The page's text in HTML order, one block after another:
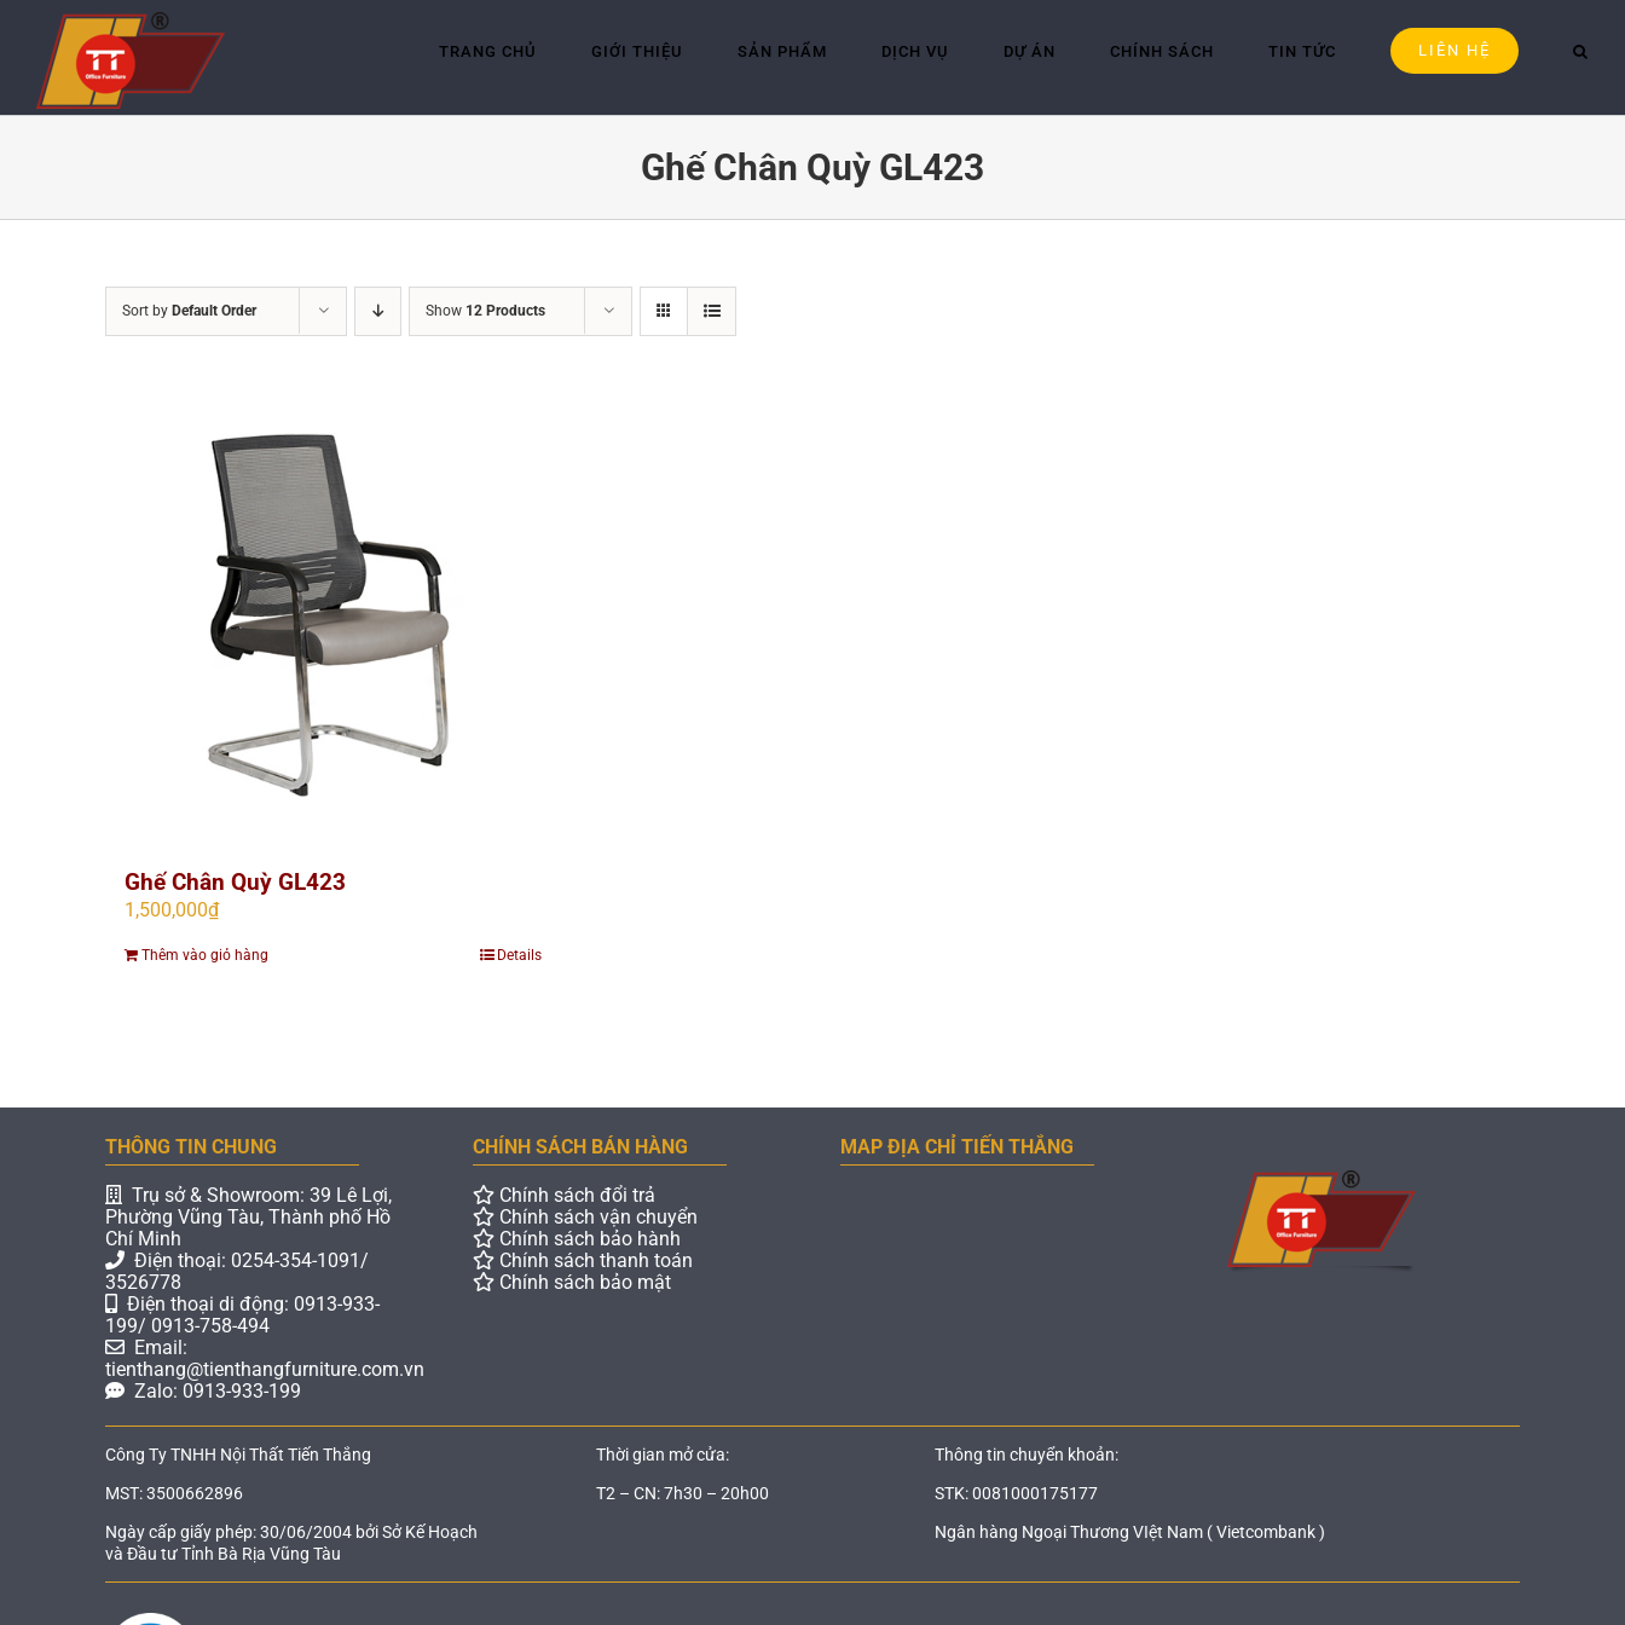
content
TRANG CHỦ GIỚI THIỆU SẢN PHẨM DỊCH VỤ DỰ ÁN CHÍNH SÁCH TIN TỨC LIÊN HỆ
Ghế Chân Quỳ GL423
Sort by Default Order Show 12 Products
Ghế Chân Quỳ GL423
1,500,000₫
Thêm vào giỏ hàng Details
THÔNG TIN CHUNG
Trụ sở & Showroom: 39 Lê Lợi,
Phường Vũng Tàu, Thành phố Hồ
Chí Minh
Điện thoại: 0254-354-1091/
3526778
Điện thoại di động: 0913-933-
199/ 0913-758-494
Email:
tienthang@tienthangfurniture.com.vn
Zalo: 0913-933-199
CHÍNH SÁCH BÁN HÀNG
Chính sách đổi trả
Chính sách vận chuyển
Chính sách bảo hành
Chính sách thanh toán
Chính sách bảo mật
MAP ĐỊA CHỈ TIẾN THẮNG
Công Ty TNHH Nội Thất Tiến Thắng
MST: 3500662896
Ngày cấp giấy phép: 30/06/2004 bởi Sở Kế Hoạch
và Đầu tư Tỉnh Bà Rịa Vũng Tàu
Thời gian mở cửa:
T2 – CN: 7h30 – 20h00
Thông tin chuyển khoản:
STK: 0081000175177
Ngân hàng Ngoại Thương VIệt Nam ( Vietcombank )